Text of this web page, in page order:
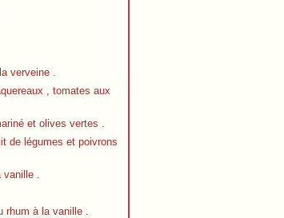
verveine .
, tomates aux
et olives vertes .
de légumes et poivrons
vanille .
rhum à la vanille .